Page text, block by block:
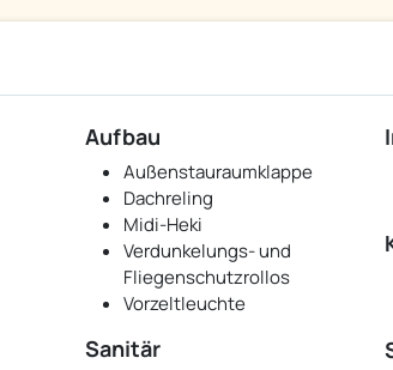
Aufbau
Außenstauraumklappe
Dachreling
Midi-Heki
Verdunkelungs- und
Fliegenschutzrollos
Vorzeltleuchte
Sanitär